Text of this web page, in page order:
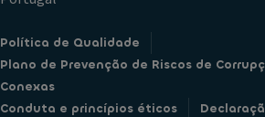
Política de Qualidade
Plano de Prevenção de Riscos de
Conexas
Conduta e princípios éticos